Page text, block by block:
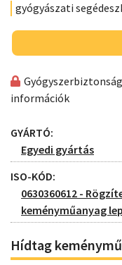
gyógyászati
információk
GYÁRTÓ:
Egyedi gyártás
ISO-KÓD:
0630360612 -
keményműanyag
Hídtag